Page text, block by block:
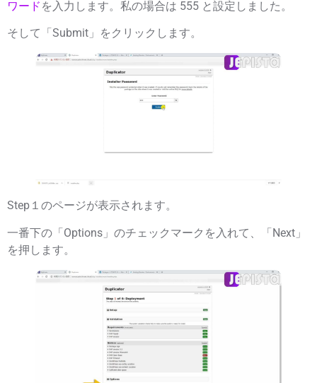
ワード を入力します。私の場合は 555 と設定しました。
そして「Submit 」をクリックします。
Step１のページが表示されます。
一番下の「Options」のチェックマーク を入れて、「Next 」
を押します。